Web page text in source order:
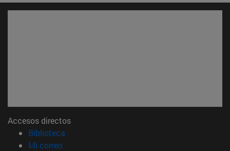
Accesos directos
Biblioteca
Mi correo(abre en nueva ventana)